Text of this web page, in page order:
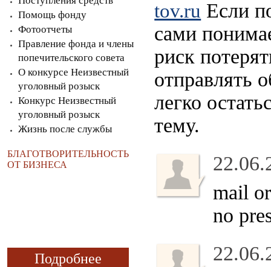
Помощь фонду
Фотоотчеты
Правление фонда и члены
попечительского совета
О конкурсе Неизвестный
уголовный розыск
Конкурс Неизвестный
уголовный розыск
Жизнь после службы
БЛАГОТВОРИТЕЛЬНОСТЬ
ОТ БИЗНЕСА
Подробнее
tov.ru Если
сами
риск
отправлять
легко
тему.
mail
no